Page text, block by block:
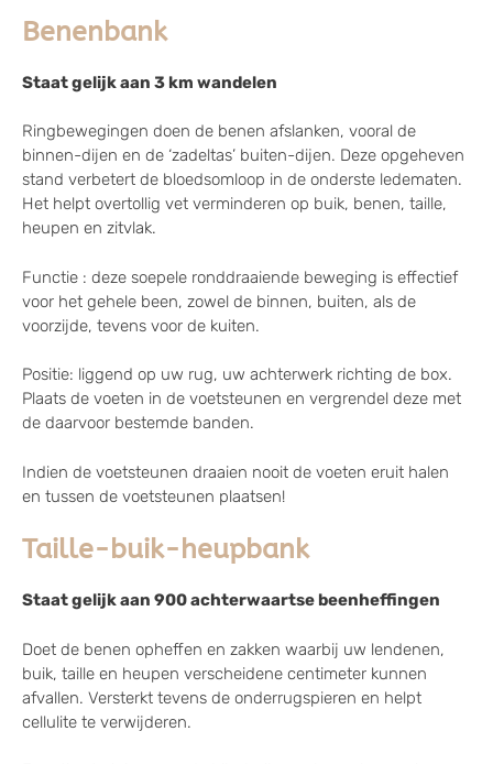
Benenbank
Staat gelijk aan 3 km wandelen
Ringbewegingen doen de benen afslanken, vooral de
binnen-dijen en de ‘zadeltas’ buiten-dijen. Deze opgeheven
stand verbetert de bloedsomloop in de onderste ledematen.
Het helpt overtollig vet verminderen op buik, benen, taille,
heupen en zitvlak.
Functie : deze soepele ronddraaiende beweging is effectief
voor het gehele been, zowel de binnen, buiten, als de
voorzijde, tevens voor de kuiten.
Positie: liggend op uw rug, uw achterwerk richting de box.
Plaats de voeten in de voetsteunen en vergrendel deze met
de daarvoor bestemde banden.
Indien de voetsteunen draaien nooit de voeten eruit halen
en tussen de voetsteunen plaatsen!
Taille-buik-heupbank
Staat gelijk aan 900 achterwaartse beenheffingen
Doet de benen opheffen en zakken waarbij uw lendenen,
buik, taille en heupen verscheidene centimeter kunnen
afvallen. Versterkt tevens de onderrugspieren en helpt
cellulite te verwijderen.